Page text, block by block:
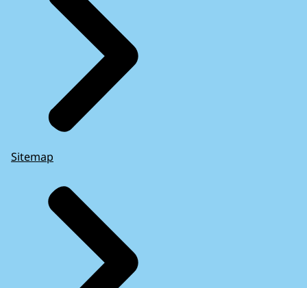
Sitemap